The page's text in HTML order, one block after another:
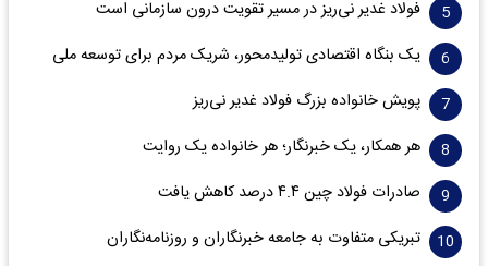
فولاد غدیر نی‌ریز در مسیر تقویت درون سازمانی است
یک بنگاه اقتصادی تولیدمحور، شریک مردم برای توسعه ملی
پویش خانواده بزرگ فولاد غدیر نی‌ریز
هر همکار، یک خبرنگار؛ هر خانواده یک روایت
صادرات فولاد چین ۴.۴ درصد کاهش یافت
تبریکی متفاوت به جامعه خبرنگاران و روزنامه‌نگاران